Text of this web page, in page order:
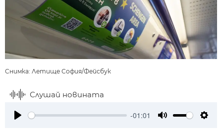
Снимка: Летище София/Фейсбук
Слушай новината
-01:01